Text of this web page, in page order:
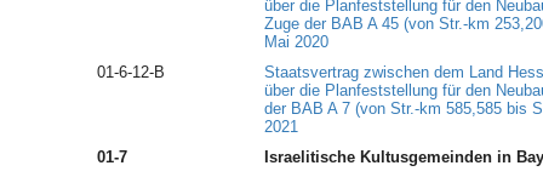
über die Planfeststellung für den
Zuge der BAB A 45 (von Str.-km
Mai 2020
01-6-12-B
Staatsvertrag zwischen dem Land
über die Planfeststellung für den
der BAB A 7 (von Str.-km 585,585 bis
2021
01-7
Israelitische Kultusgemeinden in